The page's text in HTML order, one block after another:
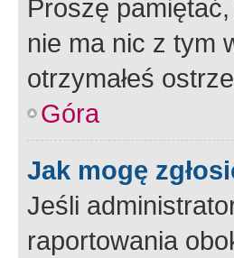
Proszę
nie ma nic z tym
otrzymałeś
Góra
Jak mogę
Jeśli
raportowania